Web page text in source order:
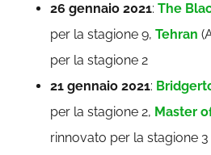
26 gennaio 2021:The
per la stagione 9,Tehran
per la stagione 2
21 gennaio 2021:
per la stagione 2, Master
rinnovato per la stagione 3